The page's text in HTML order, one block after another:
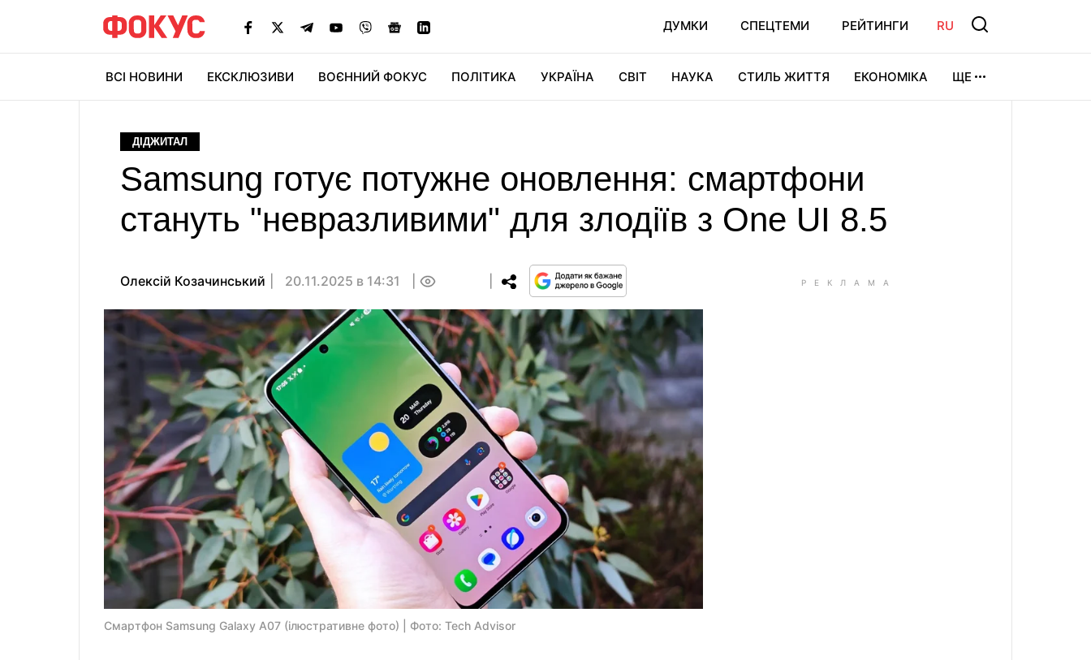
ДУМКИ СПЕЦТЕМИ РЕЙТИНГИ RU
ВСІ НОВИНИ ЕКСКЛЮЗИВИ ВОЄННИЙ ФОКУС ПОЛІТИКА УКРАЇНА СВІТ НАУКА СТИЛЬ ЖИТТЯ ЕКОНОМІКА ЩЕ
ДІДЖИТАЛ
Samsung готує потужне оновлення: смартфони
стануть "невразливими" для злодіїв з One UI 8.5
Олексій Козачинський 20.11.2025 в 14:31
Смартфон Samsung Galaxy A07 (ілюстративне фото) | Фото: Tech Advisor